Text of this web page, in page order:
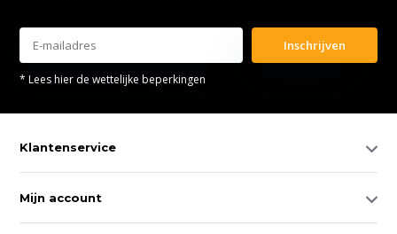
Inschrijven
* Lees hier de wettelijke beperkingen
Klantenservice
Mijn account